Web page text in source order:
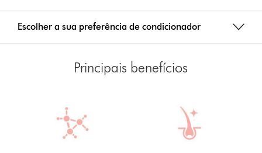
Escolher a sua preferência de condicionador
Principais benefícios